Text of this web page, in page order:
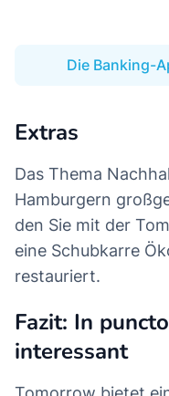
Die Banking-
Extras
Das Thema
Hamburgern
den Sie mit der
eine Schubkarre
restauriert.
Fazit: In
interessant